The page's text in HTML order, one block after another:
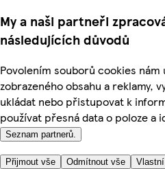
My a naši partneři
následujících důvodů
Povolením souborů cookies
zobrazeného obsahu a reklamy,
ukládat nebo přistupovat k
používat přesná data o poloze a
Seznam partnerů.
Přijmout vše Odmítnout vše